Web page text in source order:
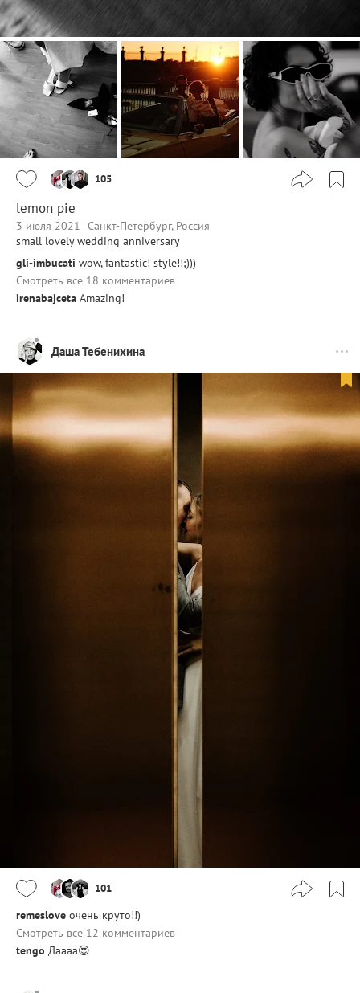
105
lemon pie
3 июля 2021 Санкт-Петербург, Россия
small lovely wedding anniversary
gli-imbucati wow, fantastic! style!!;)))
Смотреть все 18 комментариев
irenabajceta Amazing!
Даша Тебенихина
101
remeslove очень круто!!)
Смотреть все 12 комментариев
tengo Даааа😍